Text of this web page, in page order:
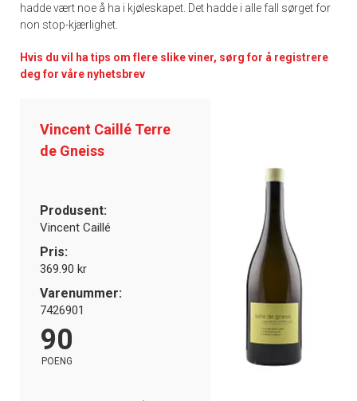
hadde vært noe å ha i kjøleskapet. Det hadde i alle fall sørget for
non stop-kjærlighet.
Hvis du vil ha tips om flere slike viner, sørg for å registrere
deg for våre nyhetsbrev
Vincent Caillé Terre
de Gneiss
Produsent:
Vincent Caillé
Pris:
369.90 kr
Varenummer:
7426901
90
POENG